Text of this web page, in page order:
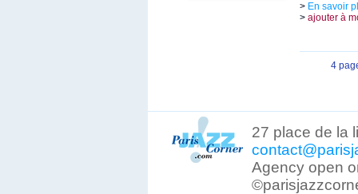
> En savoir
> ajouter à
4
27 place de la
Agency open